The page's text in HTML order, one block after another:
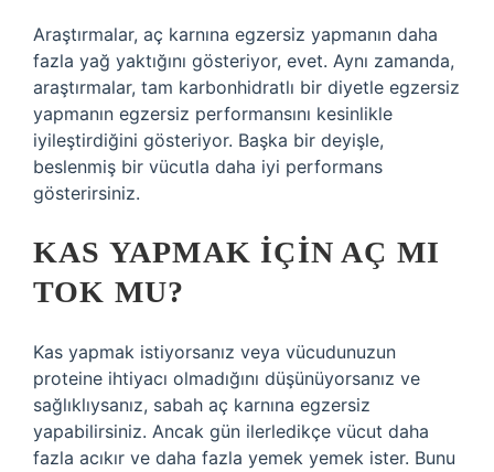
Araştırmalar, aç karnına egzersiz yapmanın daha
fazla yağ yaktığını gösteriyor, evet. Aynı zamanda,
araştırmalar, tam karbonhidratlı bir diyetle egzersiz
yapmanın egzersiz performansını kesinlikle
iyileştirdiğini gösteriyor. Başka bir deyişle,
beslenmiş bir vücutla daha iyi performans
gösterirsiniz.
KAS YAPMAK IÇIN AÇ MI
TOK MU?
Kas yapmak istiyorsanız veya vücudunuzun
proteine ​​ihtiyacı olmadığını düşünüyorsanız ve
sağlıklıysanız, sabah aç karnına egzersiz
yapabilirsiniz. Ancak gün ilerledikçe vücut daha
fazla acıkır ve daha fazla yemek yemek ister. Bunu